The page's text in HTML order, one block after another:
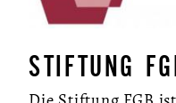
STIFTUNG